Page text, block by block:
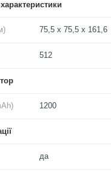
75,5 x 75,5 x 161,6
512
1200
да